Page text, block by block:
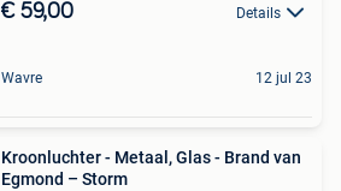
€ 59,00 Details
Wavre 12 jul 23
Kroonluchter - Metaal, Glas - Brand van
Egmond – Storm